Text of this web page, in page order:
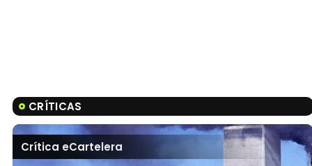
CRÍTICAS
Crítica eCartelera